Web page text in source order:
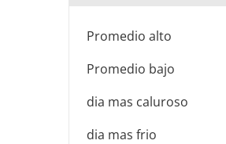
Promedio alto
Promedio bajo
dia mas caluroso
dia mas frio